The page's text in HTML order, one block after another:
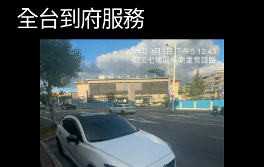
全台到府服務